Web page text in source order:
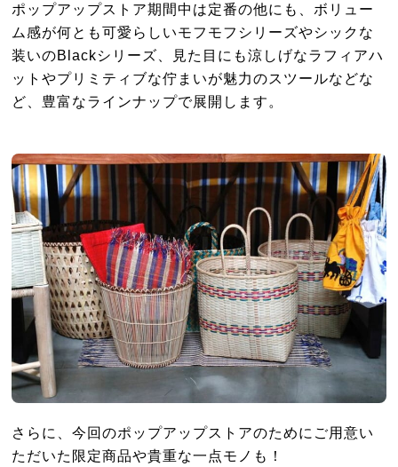
ポップアップストア期間中は定番の他にも、ボリュー
ム感が何とも可愛らしいモフモフシリーズやシックな
装いのBlackシリーズ、見た目にも涼しげなラフィアハ
ットやプリミティブな佇まいが魅力のスツールなどな
ど、豊富なラインナップで展開します。
さらに、今回のポップアップストアのためにご用意い
ただいた限定商品や貴重な一点モノも！